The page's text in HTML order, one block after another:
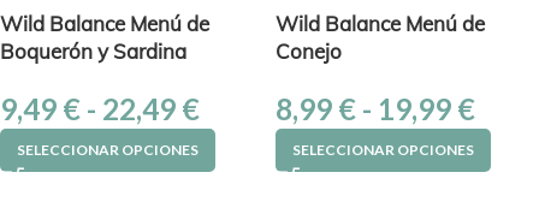
Wild Balance Menú de
Boquerón y Sardina
9,49 € - 22,49 €
SELECCIONAR OPCIONES
Wild Balance Menú de
Conejo
8,99 € - 19,99 €
SELECCIONAR OPCIONES